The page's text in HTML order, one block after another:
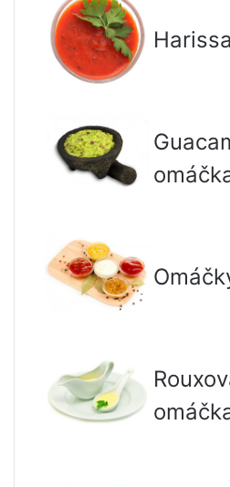
Harissa